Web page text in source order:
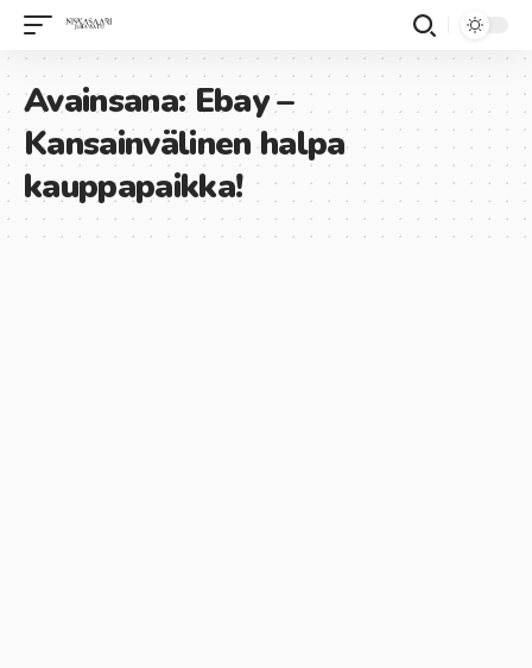
Avainsana: Ebay –
Kansainvälinen halpa
kauppapaikka!